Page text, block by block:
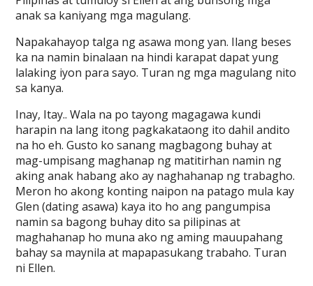
anak sa kaniyang mga magulang.
Napakahayop talga ng asawa mong yan. Ilang beses
ka na namin binalaan na hindi karapat dapat yung
lalaking iyon para sayo. Turan ng mga magulang nito
sa kanya.
Inay, Itay.. Wala na po tayong magagawa kundi
harapin na lang itong pagkakataong ito dahil andito
na ho eh. Gusto ko sanang magbagong buhay at
mag-umpisang maghanap ng matitirhan namin ng
aking anak habang ako ay naghahanap ng trabagho.
Meron ho akong konting naipon na patago mula kay
Glen (dating asawa) kaya ito ho ang pangumpisa
namin sa bagong buhay dito sa pilipinas at
maghahanap ho muna ako ng aming mauupahang
bahay sa maynila at mapapasukang trabaho. Turan
ni Ellen.